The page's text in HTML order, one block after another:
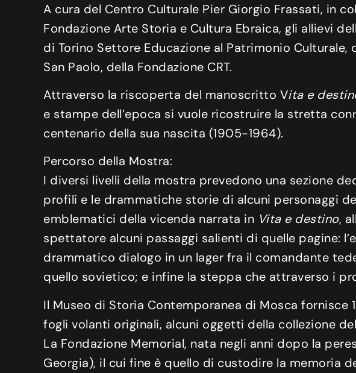
A cura del Centro Culturale Pier Giorgio Frassati, in
Fondazione Arte Storia e Cultura Ebraica, gli allievi
di Torino Settore Educazione al Patrimonio
San Paolo, della Fondazione CRT.
Attraverso la riscoperta del manoscritto Vita e
e stampe dell’epoca si vuole ricostruire la stretta
centenario della sua nascita (1905-1964).
Percorso della Mostra:
I diversi livelli della mostra prevedono una sezione
profili e le drammatiche storie di alcuni personaggi
emblematici della vicenda narrata in Vita e destino,
spettatore alcuni passaggi salienti di quelle pagine:
drammatico dialogo in un lager fra il comandante
quello sovietico; e infine la steppa che attraverso i
Il Museo di Storia Contemporanea di Mosca
fogli volanti originali, alcuni oggetti della collezione
La Fondazione Memorial, nata negli anni dopo la
Georgia), il cui fine è quello di custodire la memoria